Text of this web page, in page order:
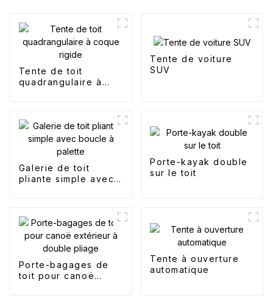
Tente de toit
quadrangulaire à
Tente de voiture
SUV
Galerie de toit
pliante simple avec
Porte-kayak double
sur le toit
Porte-bagages de
toit pour canoë
Tente à ouverture
automatique